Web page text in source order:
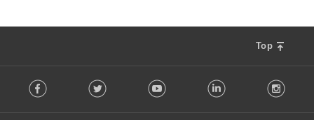
Top
o Facebook Twitter Youtube LinkedIn